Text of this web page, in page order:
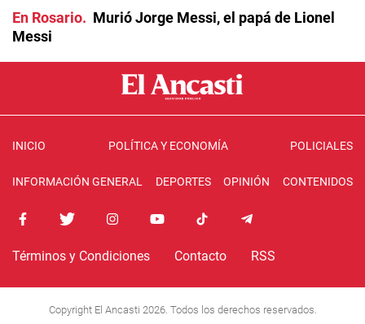
En Rosario
Murió Jorge Messi, el papá de Lionel
Messi
INICIO POLÍTICA Y ECONOMÍA POLICIALES
INFORMACIÓN GENERAL DEPORTES OPINIÓN CONTENIDOS
Términos y Condiciones Contacto RSS
Copyright El Ancasti 2026. Todos los derechos reservados.